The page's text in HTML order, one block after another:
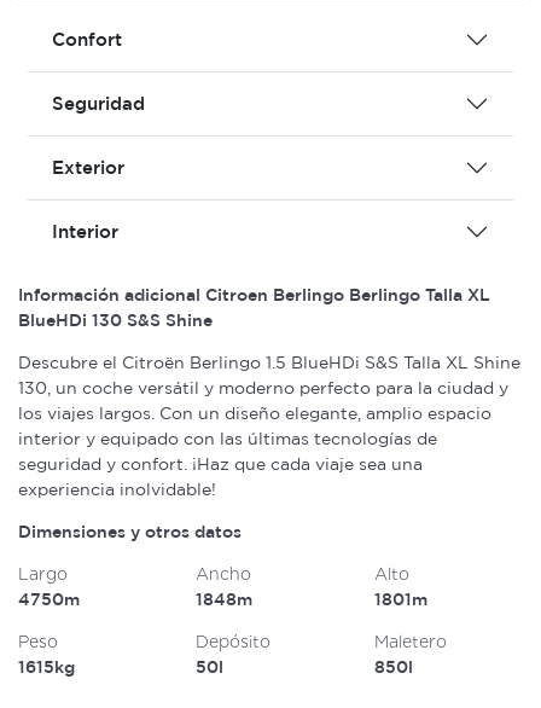
Confort
Seguridad
Exterior
Interior
Información adicional Citroen Berlingo Berlingo Talla XL
BlueHDi 130 S&S Shine
Descubre el Citroën Berlingo 1.5 BlueHDi S&S Talla XL Shine
130, un coche versátil y moderno perfecto para la ciudad y
los viajes largos. Con un diseño elegante, amplio espacio
interior y equipado con las últimas tecnologías de
seguridad y confort. ¡Haz que cada viaje sea una
experiencia inolvidable!
Dimensiones y otros datos
Largo
4750m
Ancho
1848m
Alto
1801m
Peso
1615kg
Depósito
50l
Maletero
850l